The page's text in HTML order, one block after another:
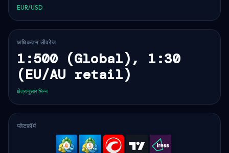
EUR/USD
अधिकतम लीवरेज
1:500 (Global), 1:30
(EU/AU retail)
क्षेत्रानुसार भिन्न
प्लेटफ़ॉर्म
MetaTrader
MetaTrader
cTrader